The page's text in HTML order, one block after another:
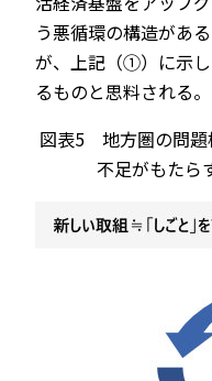
う悪循環の構造があ
が、上記（①）に示
るものと思料される。
図表5 地方圏の問題
不足がもたら